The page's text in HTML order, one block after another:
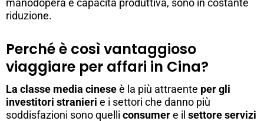
riduzione.
Perché è così vantaggioso
viaggiare per affari in Cina?
La classe media cineseè la più attraente per gli
investitori stranieri e i settori che danno più
soddisfazioni sono quelli consumere il settore servizi